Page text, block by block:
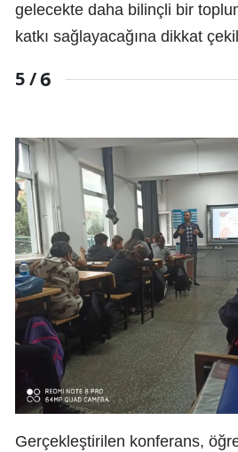
gelecekte daha bilinçli bir
katkı sağlayacağına dikkat
5 /6
Gerçekleştirilen konferans,